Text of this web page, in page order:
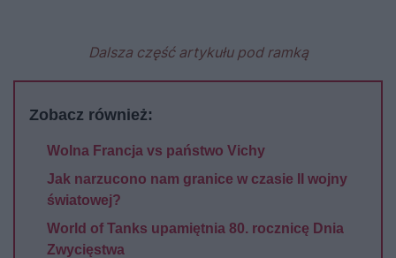
Dalsza część artykułu pod ramką
Zobacz również:
Wolna Francja vs państwo Vichy
Jak narzucono nam granice w czasie II wojny
światowej?
World of Tanks upamiętnia 80. rocznicę Dnia
Zwycięstwa